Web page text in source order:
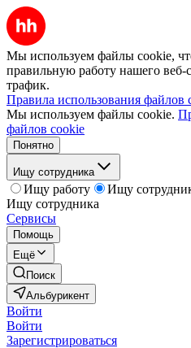
Мы используем файлы cookie,
правильную работу нашего веб-
трафик.
Правила использования файлов
Мы используем файлы cookie.
файлов cookie
Понятно
Ищу сотрудника
Ищу работу
Ищу
Ищу сотрудника
Сервисы
Помощь
Ещё
Поиск
Альбурикент
Войти
Войти
Зарегистрироваться